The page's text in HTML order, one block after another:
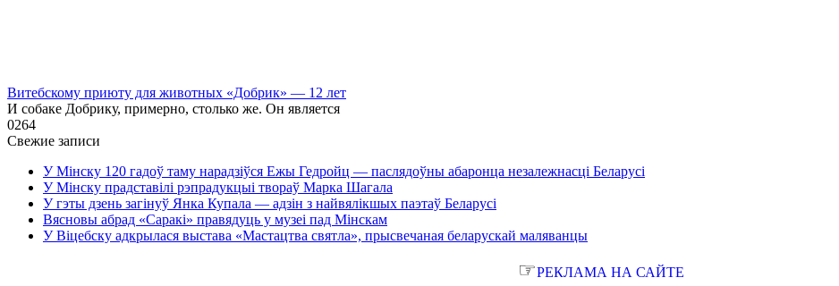
Витебскому приюту для животных «Добрик» — 12 лет
И собаке Добрику, примерно, столько же. Он является
0264
Свежие записи
У Мінску 120 гадоў таму нарадзіўся Ежы Гедройц — паслядоўны абаронца незалежнасці Беларусі
У Мінску прадставілі рэпрадукцыі твораў Марка Шагала
У гэты дзень загінуў Янка Купала — адзін з найвялікшых паэтаў Беларусі
Вясновы абрад «Саракі» правядуць у музеі пад Мінскам
У Віцебску адкрылася выстава «Мастацтва святла», прысвечаная беларускай маляванцы
☞РЕКЛАМА НА САЙТЕ